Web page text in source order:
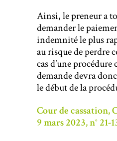
Ainsi, le preneur a
demander le
indemnité le plus
au risque de perdre
cas d’une
demande devra
le début de la
Cour de cassation,
9 mars 2023, n° 21-